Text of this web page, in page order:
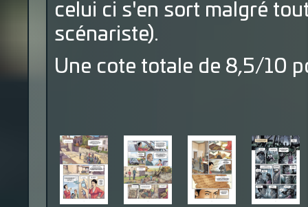
celui ci s'en sort malgré
scénariste).
Une cote totale de 8,5/10